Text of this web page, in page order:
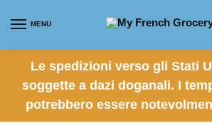
MENU
Le spedizioni verso gli Stati
soggette a dazi doganali. I
potrebbero essere